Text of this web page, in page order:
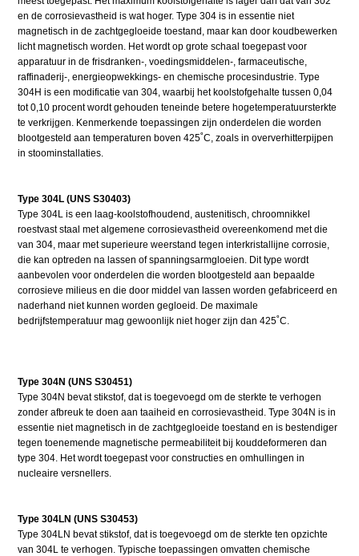
en de corrosievastheid is wat hoger. Type 304 is in essentie niet
magnetisch in de zachtgegloeide toestand, maar kan door koudbewerken
licht magnetisch worden. Het wordt op grote schaal toegepast voor
apparatuur in de frisdranken-, voedingsmiddelen-, farmaceutische,
raffinaderij-, energieopwekkings- en chemische procesindustrie. Type
304H is een modificatie van 304, waarbij het koolstofgehalte tussen 0,04
tot 0,10 procent wordt gehouden teneinde betere hogetemperatuursterkte
te verkrijgen. Kenmerkende toepassingen zijn onderdelen die worden
blootgesteld aan temperaturen boven 425˚C, zoals in oververhitterpijpen
in stoominstallaties.
Type 304L (UNS S30403)
Type 304L is een laag-koolstofhoudend, austenitisch, chroomnikkel
roestvast staal met algemene corrosievastheid overeenkomend met die
van 304, maar met superieure weerstand tegen interkristallijne corrosie,
die kan optreden na lassen of spanningsarmgloeien. Dit type wordt
aanbevolen voor onderdelen die worden blootgesteld aan bepaalde
corrosieve milieus en die door middel van lassen worden gefabriceerd en
naderhand niet kunnen worden gegloeid. De maximale
bedrijfstemperatuur mag gewoonlijk niet hoger zijn dan 425˚C.
Type 304N (UNS S30451)
Type 304N bevat stikstof, dat is toegevoegd om de sterkte te verhogen
zonder afbreuk te doen aan taaiheid en corrosievastheid. Type 304N is in
essentie niet magnetisch in de zachtgegloeide toestand en is bestendiger
tegen toenemende magnetische permeabiliteit bij kouddeformeren dan
type 304. Het wordt toegepast voor constructies en omhullingen in
nucleaire versnellers.
Type 304LN (UNS S30453)
Type 304LN bevat stikstof, dat is toegevoegd om de sterkte ten opzichte
van 304L te verhogen. Typische toepassingen omvatten chemische